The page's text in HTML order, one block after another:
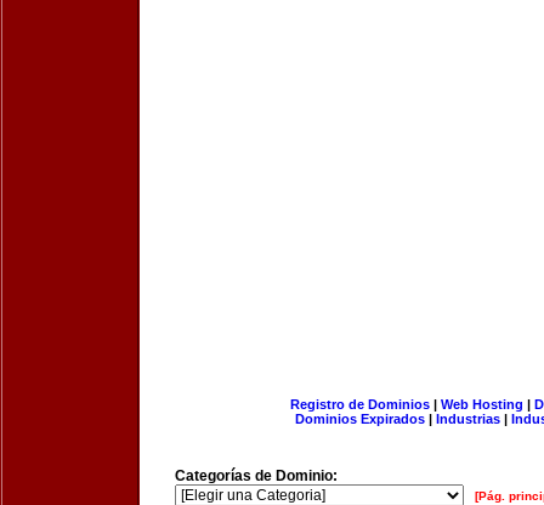
Registro de Dominios| Web Hosting |
Dominios Expirados | Industrias |
Categorías de Dominio:
[Pág.